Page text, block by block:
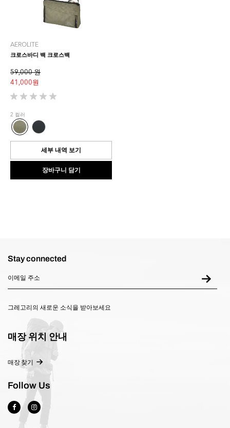
AEROLITE
크로스바디 백 크로스백
59,000 원
41,000 원
별
5
개
중
0.0
입
다.
2 컬러
세부 내역 보기
장바구니 담기
Stay connected
그레고리의 새로운 소식을 받아보세요
매장 위치 안내
매장 찾기
Follow Us